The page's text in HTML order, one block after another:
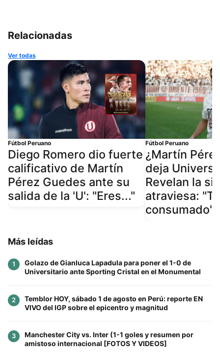
Relacionadas
Ver todas
Fútbol Peruano
Diego Romero dio fuerte
calificativo de Martín
Pérez Guedes ante su
salida de la 'U': "Eres..."
Fútbol Peruano
¿Martín
deja
Revelan la
atraviesa:
consumado"
Más leídas
1
Golazo de Gianluca Lapadula para poner el 1-0 de
Universitario ante Sporting Cristal en el Monumental
2
Temblor HOY, sábado 1 de agosto en Perú: reporte EN
VIVO del IGP sobre el epicentro y magnitud
3
Manchester City vs. Inter (1-1 goles y resumen por
amistoso internacional [FOTOS Y VIDEOS]